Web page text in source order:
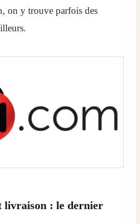
on y trouve parfois des
livraison : le dernier